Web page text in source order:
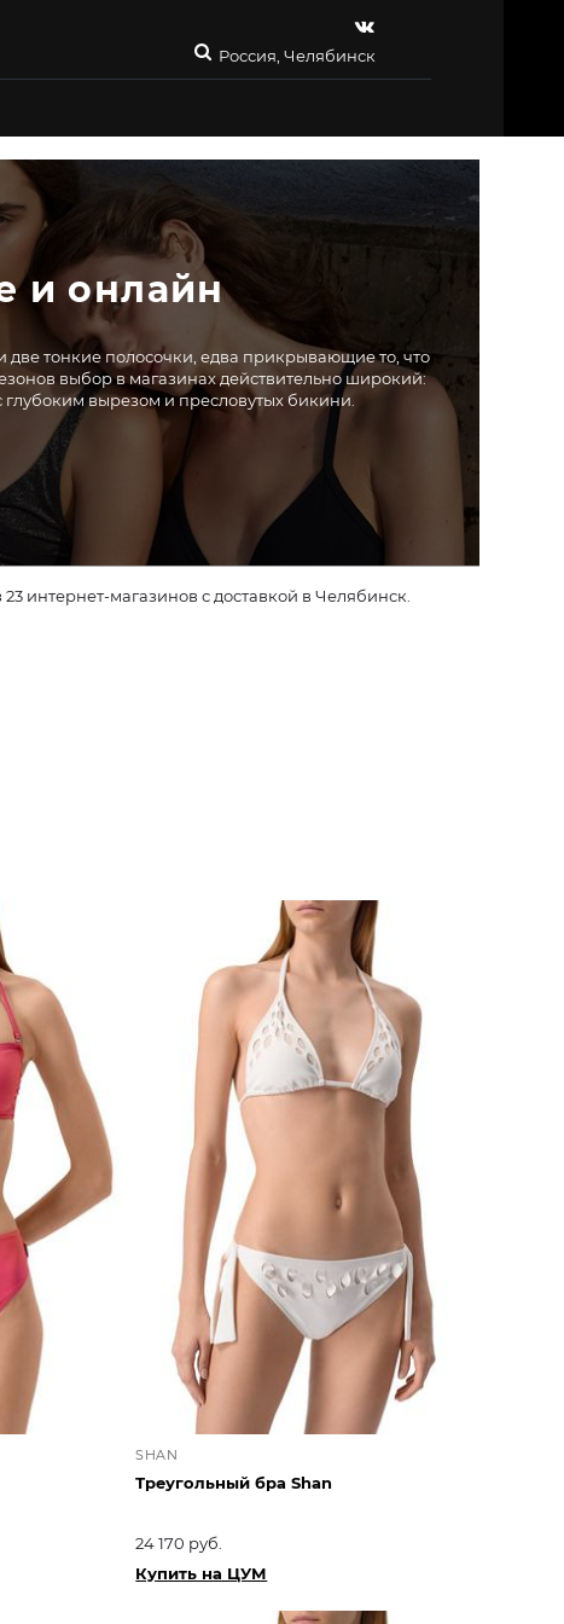
Россия, Челябинск
и онлайн
две тонкие полосочки, едва прикрывающие то, что
выбор в магазинах действительно широкий:
вырезом и пресловутых бикини.
интернет-магазинов с доставкой в Челябинск.
SHAN
Треугольный бра Shan
24 170 руб.
Купить на ЦУМ